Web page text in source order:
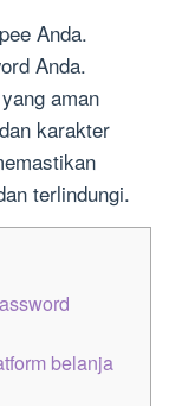
Anda.
Anda.
aman
karakter
terlindungi.
belanja